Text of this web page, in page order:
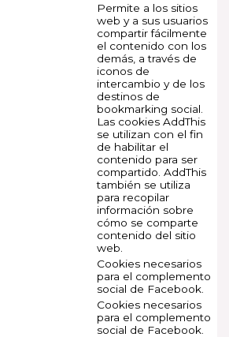
Permite a los sitios
web y a sus usuarios
compartir fácilmente
el contenido con los
demás, a través de
iconos de
intercambio y de los
destinos de
bookmarking social.
Las cookies AddThis
se utilizan con el fin
de habilitar el
contenido para ser
compartido. AddThis
también se utiliza
para recopilar
información sobre
cómo se comparte
contenido del sitio
web.
Cookies necesarios
para el complemento
social de Facebook.
Cookies necesarios
para el complemento
social de Facebook.